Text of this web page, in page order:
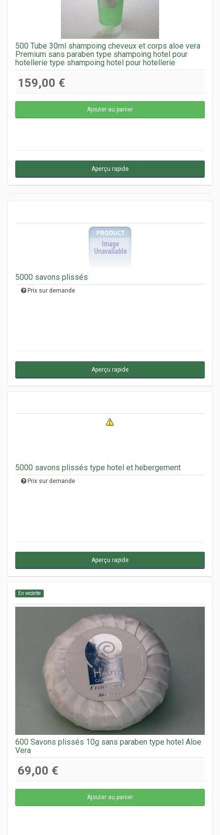
500 Tube 30ml shampoing cheveux et corps aloe vera
Premium sans paraben type shampoing hotel pour
hotellerie type shampoing hotel pour hotellerie
159,00 €
Aperçu rapide
5000 savons plissés
Prix sur demande
Aperçu rapide
5000 savons plissés type hotel et hebergement
Prix sur demande
Aperçu rapide
En vedette
600 Savons plissés 10g sans paraben type hotel Aloe
Vera
69,00 €